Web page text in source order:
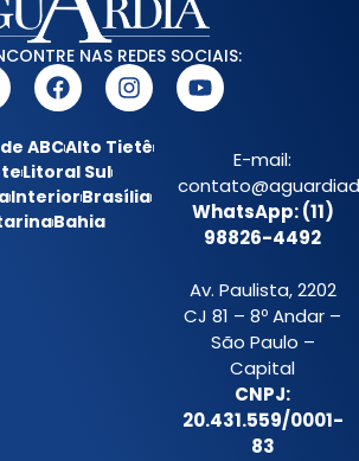
NAS REDES SOCIAIS:
ABCAlto Tietê
Litoral Sul
InteriorBrasília
Bahia
E-mail:
WhatsApp: (11)
98826-4492
Av. Paulista, 2202
CJ 81 – 8º Andar –
São Paulo –
Capital
CNPJ:
20.431.559/0001-
83